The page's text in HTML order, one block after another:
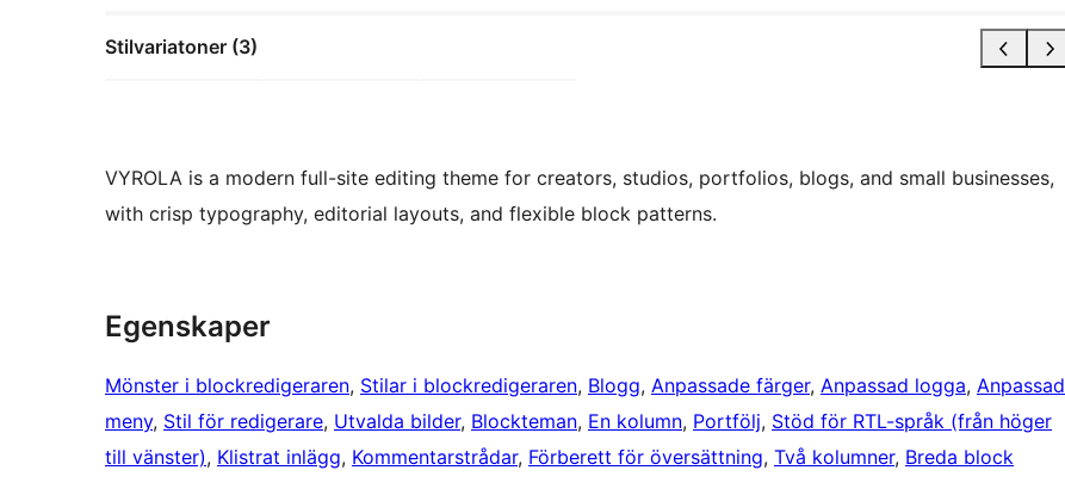
Stilvariatoner (3)
VYROLA is a modern full-site editing theme for creators, studios, portfolios, blogs, and small businesses,
with crisp typography, editorial layouts, and flexible block patterns.
Egenskaper
Mönster i blockredigeraren, Stilar i blockredigeraren, Blogg, Anpassade färger, Anpassad logga, Anpassad
meny, Stil för redigerare, Utvalda bilder, Blockteman, En kolumn, Portfölj, Stöd för RTL-språk (från höger
till vänster), Klistrat inlägg, Kommentarstrådar, Förberett för översättning, Två kolumner, Breda block